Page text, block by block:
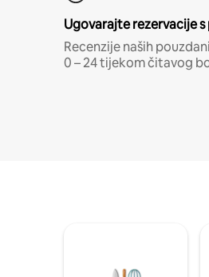
Ugovarajte rezervacije
Recenzije naših
0 – 24 tijekom čitavog